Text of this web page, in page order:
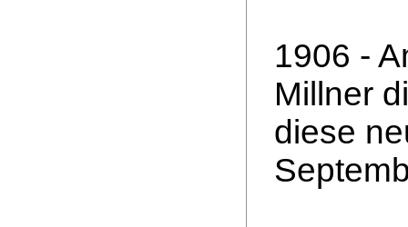
1906 -
Millner
diese